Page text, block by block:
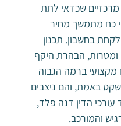
מרכזיים שכדאי לתת
כח מתמשך מחיר
בחשבון. תכנון
ומטרות, הבהרת היקף
מקצועי ברמה הגבוה
באמת, והם ניצבים
הדין דנה פלד,
והמורכב.